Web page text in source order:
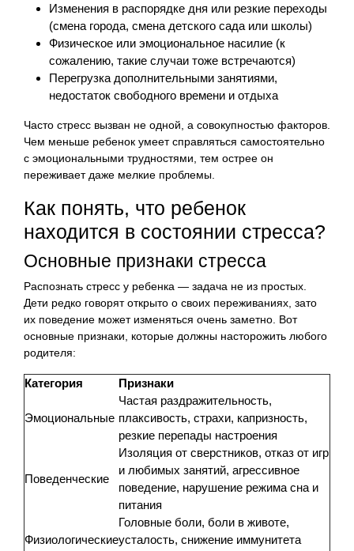
Изменения в распорядке дня или резкие переходы
(смена города, смена детского сада или школы)
Физическое или эмоциональное насилие (к
сожалению, такие случаи тоже встречаются)
Перегрузка дополнительными занятиями,
недостаток свободного времени и отдыха
Часто стресс вызван не одной, а совокупностью факторов.
Чем меньше ребенок умеет справляться самостоятельно
с эмоциональными трудностями, тем острее он
переживает даже мелкие проблемы.
Как понять, что ребенок
находится в состоянии стресса?
Основные признаки стресса
Распознать стресс у ребенка — задача не из простых.
Дети редко говорят открыто о своих переживаниях, зато
их поведение может изменяться очень заметно. Вот
основные признаки, которые должны насторожить любого
родителя:
Категория Признаки
Эмоциональные
Частая раздражительность,
плаксивость, страхи, капризность,
резкие перепады настроения
Поведенческие
Изоляция от сверстников, отказ от игр
и любимых занятий, агрессивное
поведение, нарушение режима сна и
питания
Физиологические
Головные боли, боли в животе,
усталость, снижение иммунитета